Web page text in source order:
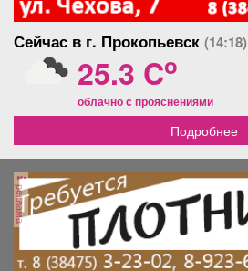
Сейчас в г. Прокопьевск (14:18)
25.3 Co
облачно с прояснениями
Подробнее
реклама